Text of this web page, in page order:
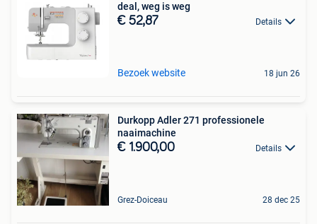
deal, weg is weg
€ 52,87 Details
Bezoek website 18 jun 26
Durkopp Adler 271 professionele
naaimachine
€ 1.900,00 Details
Grez-Doiceau 28 dec 25